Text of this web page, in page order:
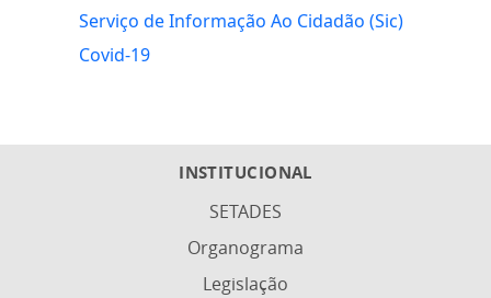
Serviço de Informação Ao Cidadão (Sic)
Covid-19
INSTITUCIONAL
SETADES
Organograma
Legislação